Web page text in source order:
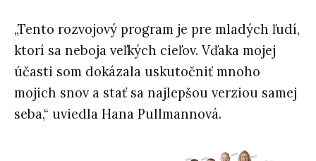
„Tento rozvojový program je pre mladých ľudí,
ktorí sa neboja veľkých cieľov. Vďaka mojej
účasti som dokázala uskutočniť mnoho
mojich snov a stať sa najlepšou verziou samej
seba,“ uviedla Hana Pullmannová.